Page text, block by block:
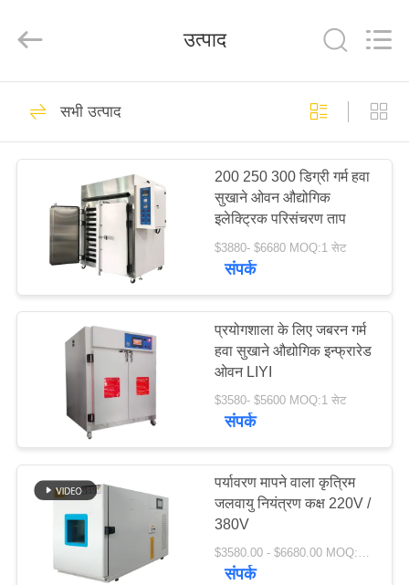
उत्पादों
कारखाना
गुणवत्ता
नियंत्रण
Technology
Co.,
Reserved.
जलवायु परीक्षण चैंबर
पर्यावरण परीक्षण कक्ष
116
थर्मल शॉक टेस्ट चैम्बर
23
उत्पाद
सभी उत्पाद
200 250 300 डिग्री गर्म हवा
सुखाने ओवन औद्योगिक
इलेक्ट्रिक परिसंचरण ताप
$3880- $6680 MOQ:1 सेट
संपर्क
प्रयोगशाला के लिए जबरन गर्म
हवा सुखाने औद्योगिक इन्फ्रारेड
ओवन LIYI
$3580- $5600 MOQ:1 सेट
संपर्क
पर्यावरण मापने वाला कृत्रिम
जलवायु नियंत्रण कक्ष 220V /
380V
$3580.00 - $6680.00 MOQ:1 सेट
संपर्क